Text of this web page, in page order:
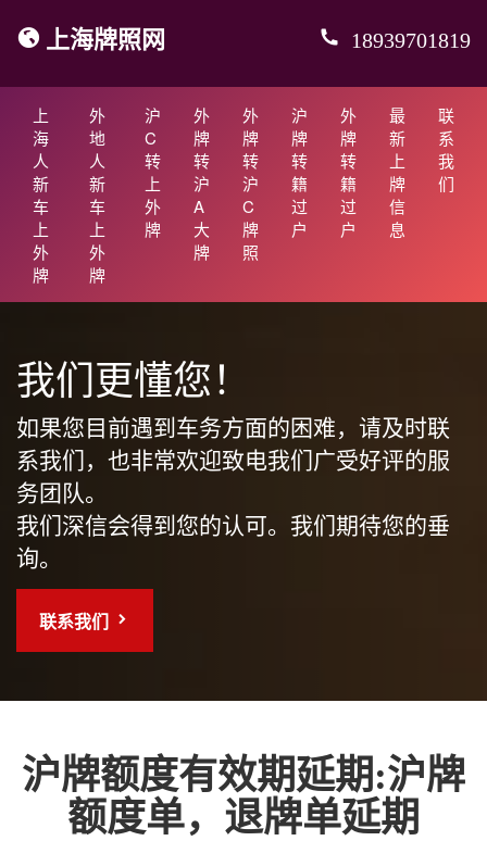
上海牌照网 18939701819
上
海
人
新
车
上
外
牌
外
地
人
新
车
上
外
牌
沪
C
转
上
外
牌
外
牌
转
沪
A
大
牌
外
牌
转
沪
C
牌
照
沪
牌
转
籍
过
户
外
牌
转
籍
过
户
最
新
上
牌
信
息
联
系
我
们
我们更懂您！
如果您目前遇到车务方面的困难，请及时联
系我们，也非常欢迎致电我们广受好评的服
务团队。
我们深信会得到您的认可。我们期待您的垂
询。
联系我们
沪牌额度有效期延期:沪牌
额度单，退牌单延期